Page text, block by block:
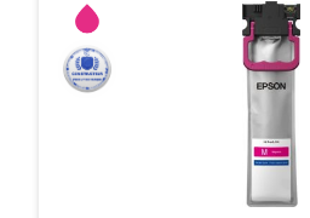
T11N4
-
C13T11N440